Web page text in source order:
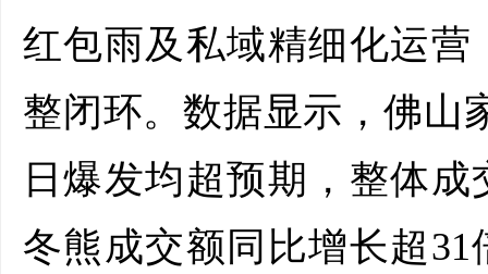
红包雨及私域精细化运
整闭环。数据显示，佛山
日爆发均超预期，整体
冬熊成交额同比增长超